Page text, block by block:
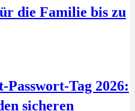
die Familie bis zu
Passwort-Tag 2026:
sicheren